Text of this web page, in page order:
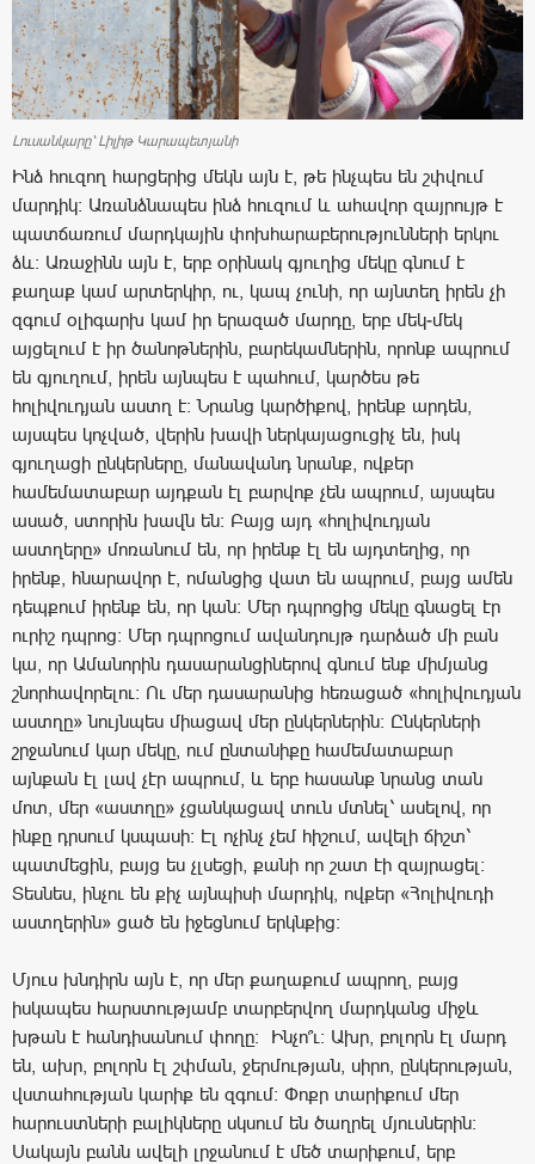
Լուսանկարը՝ Լիլիթ Կարապետյանի
Ինձ հուզող հարցերից մեկն այն է, թե ինչպես են շփվում
մարդիկ: Առանձնապես ինձ հուզում և ահավոր զայրույթ է
պատճառում մարդկային փոխհարաբերությունների երկու
ձև: Առաջինն այն է, երբ օրինակ գյուղից մեկը գնում է
քաղաք կամ արտերկիր, ու, կապ չունի, որ այնտեղ իրեն չի
զգում օլիգարխ կամ իր երազած մարդը, երբ մեկ-մեկ
այցելում է իր ծանոթներին, բարեկամներին, որոնք ապրում
են գյուղում, իրեն այնպես է պահում, կարծես թե
հոլիվուդյան աստղ է: Նրանց կարծիքով, իրենք արդեն,
այսպես կոչված, վերին խավի ներկայացուցիչ են, իսկ
գյուղացի ընկերները, մանավանդ նրանք, ովքեր
համեմատաբար այդքան էլ բարվոք չեն ապրում, այսպես
ասած, ստորին խավն են: Բայց այդ «հոլիվուդյան
աստղերը» մոռանում են, որ իրենք էլ են այդտեղից, որ
իրենք, հնարավոր է, ոմանցից վատ են ապրում, բայց ամեն
դեպքում իրենք են, որ կան: Մեր դպրոցից մեկը գնացել էր
ուրիշ դպրոց: Մեր դպրոցում ավանդույթ դարձած մի բան
կա, որ Ամանորին դասարանցիներով գնում ենք միմյանց
շնորհավորելու: Ու մեր դասարանից հեռացած «հոլիվուդյան
աստղը» նույնպես միացավ մեր ընկերներին: Ընկերների
շրջանում կար մեկը, ում ընտանիքը համեմատաբար
այնքան էլ լավ չէր ապրում, և երբ հասանք նրանց տան
մոտ, մեր «աստղը» չցանկացավ տուն մտնել՝ ասելով, որ
ինքը դրսում կսպասի: Էլ ոչինչ չեմ հիշում, ավելի ճիշտ՝
պատմեցին, բայց ես չլսեցի, քանի որ շատ էի զայրացել:
Տեսնես, ինչու են քիչ այնպիսի մարդիկ, ովքեր «Հոլիվուդի
աստղերին» ցած են իջեցնում երկնքից:
Մյուս խնդիրն այն է, որ մեր քաղաքում ապրող, բայց
իսկապես հարստությամբ տարբերվող մարդկանց միջև
խթան է հանդիսանում փողը: Ինչո՞ւ: Ախր, բոլորն էլ մարդ
են, ախր, բոլորն էլ շփման, ջերմության, սիրո, ընկերության,
վստահության կարիք են զգում: Փոքր տարիքում մեր
հարուստների բալիկները սկսում են ծաղրել մյուսներին:
Սակայն բանն ավելի լրջանում է մեծ տարիքում, երբ